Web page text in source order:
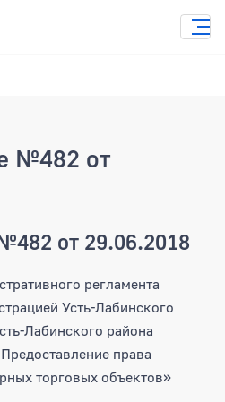
№482 от
от 29.06.2018
регламента
Усть-Лабинского
Лабинского района
права
торговых объектов»